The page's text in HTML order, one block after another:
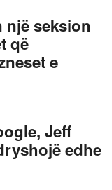
një seksion
që
e
Jeff
edhe